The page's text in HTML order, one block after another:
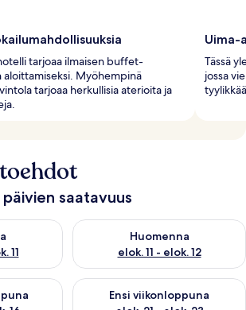
tarjoaa ilmaisen buffet-
aloittamiseksi. Myöhempinä
tarjoaa herkullisia aterioita ja
Uima-
Tässä
jossa
saatavuus
11
elok. 10 - elok. 11
Huomenna
elok. 11 - elok. 12
Tarkista huomisen saatavuus
saatavuus elok. 14 - elok. 16
Ensi viikonloppuna
Tarkista ensi viikonlopun